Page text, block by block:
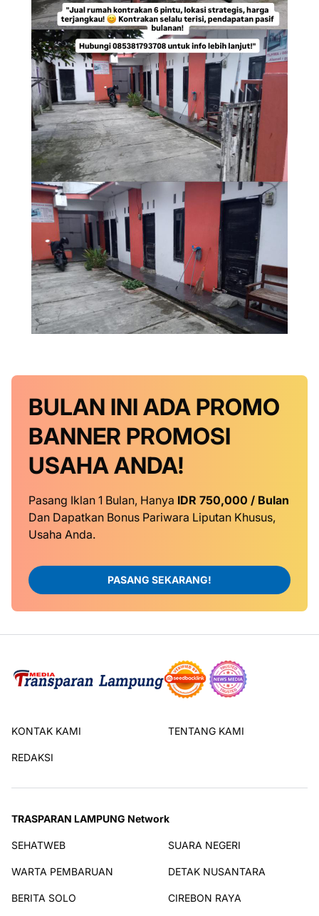
BULAN INI ADA PROMO
BANNER PROMOSI
USAHA ANDA!
Pasang Iklan 1 Bulan, Hanya IDR 750,000 / Bulan
Dan Dapatkan Bonus Pariwara Liputan Khusus,
Usaha Anda.
PASANG SEKARANG!
KONTAK KAMI TENTANG KAMI
REDAKSI
TRASPARAN LAMPUNG Network
SEHATWEB SUARA NEGERI
WARTA PEMBARUAN DETAK NUSANTARA
BERITA SOLO CIREBON RAYA